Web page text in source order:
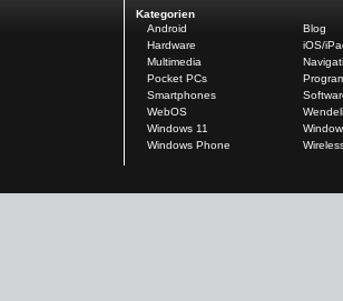
Kategorien
Android
Blog
Hardware
iOS/
Multimedia
Pocket PCs
Smartphones
WebOS
Windows 11
Windows Phone